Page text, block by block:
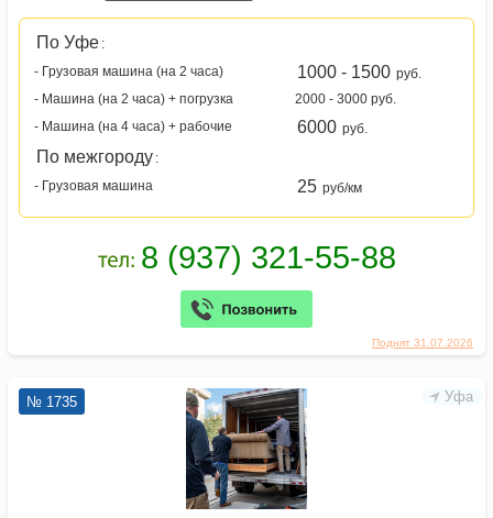
Поднят 31.07.2026
По Уфе :
- Грузовая машина (на 2 часа)
1000 - 1500 руб.
- Машина (на 2 часа) + погрузка
2000 - 3000 руб.
- Машина (на 4 часа) + рабочие
6000 руб.
По межгороду :
- Грузовая машина
25 руб/км
Уфа
№ 1735